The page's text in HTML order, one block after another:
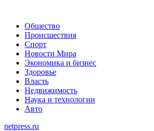
Общество
Происшествия
Спорт
Новости Мира
Экономика и бизнес
Здоровье
Власть
Недвижимость
Наука и технологии
Авто
netpress.ru